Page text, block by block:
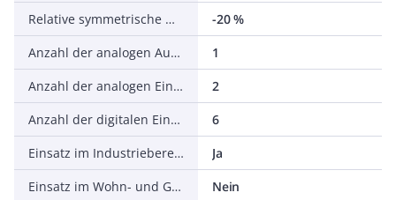
Relative symmetrische Netzspannungstoleranz
-20 %
Anzahl der analogen Ausgänge
1
Anzahl der analogen Eingänge
2
Anzahl der digitalen Eingänge
6
Einsatz im Industriebereich zulässig
Ja
Einsatz im Wohn- und Gewerbebereich zulässig
Nein